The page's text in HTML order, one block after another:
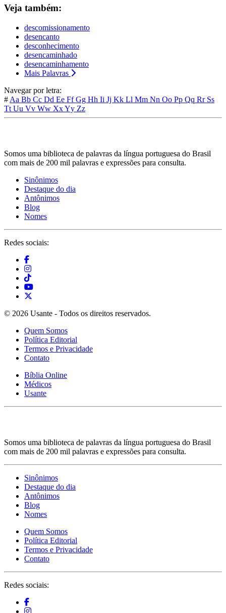
Veja também:
descomissionamento
desencanto
desconhecimento
desencaminhado
desencaminhamento
Mais Palavras
Navegar por letra:
# Aa Bb Cc Dd Ee FfGg Hh Ii Jj Kk Ll Mm Nn Oo Pp Qq Rr Ss
Tt Uu Vv Ww XxYy Zz
Somos uma biblioteca de palavras da língua portuguesa do Brasil
com mais de 200 mil palavras e expressões para consulta.
Sinônimos
Destaque do dia
Antônimos
Blog
Nomes
Redes sociais:
© 2026 Usante - Todos os direitos reservados.
Quem Somos
Política Editorial
Termos e Privacidade
Contato
Bíblia Online
Médicos
Usante
Somos uma biblioteca de palavras da língua portuguesa do Brasil
com mais de 200 mil palavras e expressões para consulta.
Sinônimos
Destaque do dia
Antônimos
Blog
Nomes
Quem Somos
Política Editorial
Termos e Privacidade
Contato
Redes sociais: